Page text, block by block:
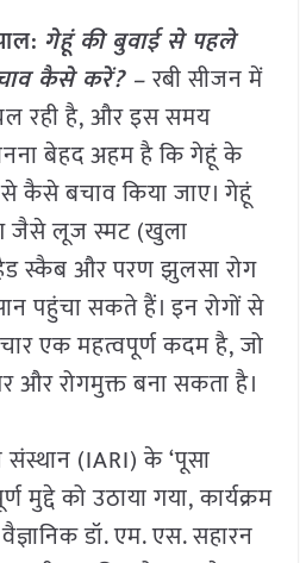
गेहूं की बुवाई से पहले
कैसे करें? –रबी सीजन में
रही है, और इस समय
बेहद अहम है कि गेहूं के
से कैसे बचाव किया जाए। गेहूं
जैसे लूज स्मट (खुला
स्कैब और परण झुलसा रोग
पहुंचा सकते हैं। इन रोगों से
एक महत्वपूर्ण कदम है, जो
रोगमुक्त बना सकता है।
(IARI) के ‘पूसा
मुद्दे को उठाया गया, कार्यक्रम
डॉ. एम. एस. सहारन